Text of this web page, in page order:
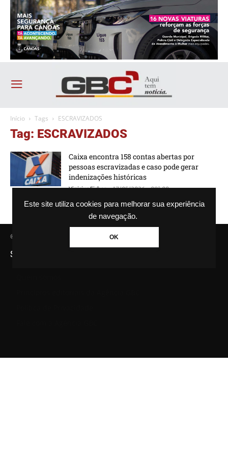
Este site utiliza cookies para melhorar sua experiência
de navegação.
OK
Início Tags ESCRAVIZADOS
Tag: ESCRAVIZADOS
Caixa encontra 158 contas abertas por
pessoas escravizadas e caso pode gerar
indenizações históricas
Vinicius Ficher - 17/05/2026 - 09h00
© Agência GBC. Aqui tem notícia. Todos os direitos reservados.
SAIBA MAIS SOBRE A AGÊNCIA GBC